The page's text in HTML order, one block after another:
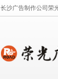
长沙广告制作公司荣